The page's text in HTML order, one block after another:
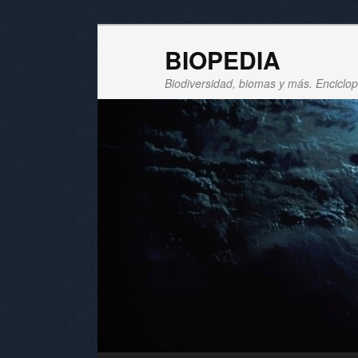
BIOPEDIA
Biodiversidad, biomas y más.